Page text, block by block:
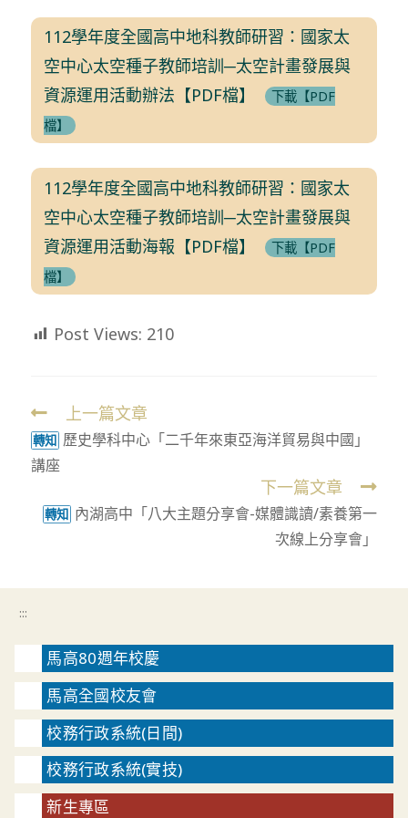
112學年度全國高中地科教師研習：國家太
空中心太空種子教師培訓─太空計畫發展與
資源運用活動辦法【PDF檔】
下載【PDF
檔】
112學年度全國高中地科教師研習：國家太
空中心太空種子教師培訓─太空計畫發展與
資源運用活動海報【PDF檔】
下載【PDF
檔】
Post Views: 210
Read
more
articles
上一篇文章
轉知 歷史學科中心「二千年來東亞海洋貿易與中國」
講座
下一篇文章
轉知 內湖高中「八大主題分享會-媒體識讀/素養第一
次線上分享會」
:::
馬高80週年校慶
馬高全國校友會
校務行政系統(日間)
校務行政系統(實技)
新生專區